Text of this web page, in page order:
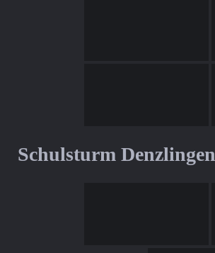
Schulsturm Denzlingen